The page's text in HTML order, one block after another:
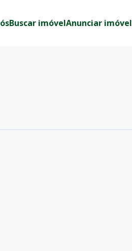
Buscar imóvelAnunciar imóvel